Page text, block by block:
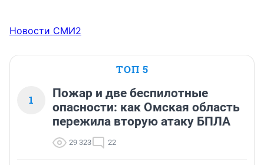
Новости СМИ2
ТОП 5
1
Пожар и две беспилотные
опасности: как Омская область
пережила вторую атаку БПЛА
29 323 22